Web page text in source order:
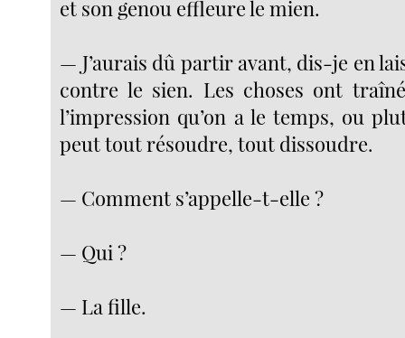
et son genou effleure le mien.
— J’aurais dû partir avant, dis-je en
contre le sien. Les choses ont
l’impression qu’on a le temps, ou
peut tout résoudre, tout dissoudre.
— Comment s’appelle-t-elle ?
— Qui ?
— La fille.